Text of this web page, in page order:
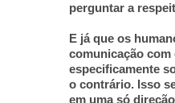
perguntar a
E já que os
comunicação com
especificamente
o contrário. Isso
em uma só